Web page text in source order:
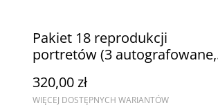
Pakiet 18 reprodukcji
portretów (3 autografowane,
320,00 zł
WIĘCEJ DOSTĘPNYCH WARIANTÓW